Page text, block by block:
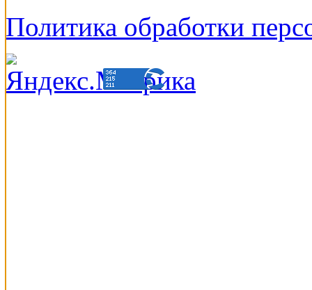
Политика обработки